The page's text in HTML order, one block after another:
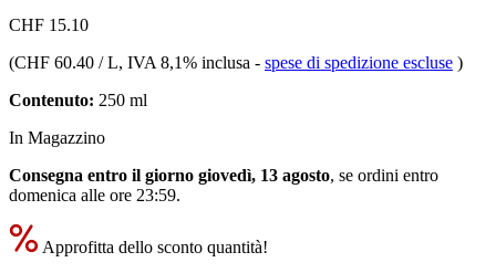
CHF 15.10
(CHF 60.40 / L, IVA 8,1% inclusa - spese di spedizione escluse )
Contenuto: 250 ml
In Magazzino
Consegna entro il giorno giovedì, 13 agosto, se ordini entro
domenica alle ore 23:59.
Approfitta dello sconto quantità!